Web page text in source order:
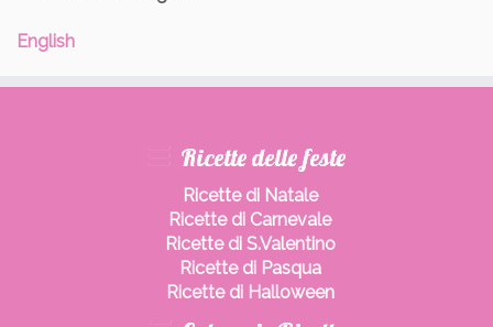
English
Ricette delle feste
Ricette di Natale
Ricette di Carnevale
Ricette di S.Valentino
Ricette di Pasqua
Ricette di Halloween